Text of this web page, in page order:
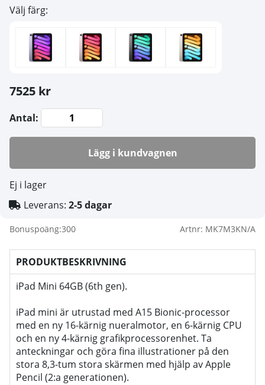
Välj färg:
7525 kr
Antal:
Lägg i kundvagnen
Ej i lager
Leverans: 2-5 dagar
Bonuspoäng:300 Artnr: MK7M3KN/A
PRODUKTBESKRIVNING
iPad Mini 64GB (6th gen).
iPad mini är utrustad med A15 Bionic-processor
med en ny 16-kärnig nueralmotor, en 6-kärnig CPU
och en ny 4-kärnig grafikprocessorenhet. Ta
anteckningar och göra fina illustrationer på den
stora 8,3-tum stora skärmen med hjälp av Apple
Pencil (2:a generationen).